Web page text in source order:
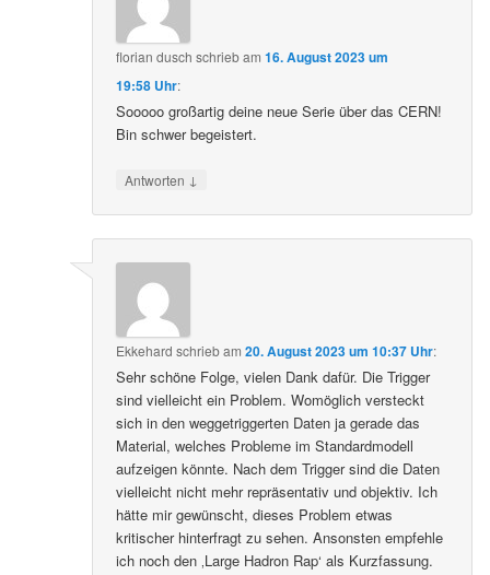
florian dusch schriebam16. August 2023 um
19:58 Uhr:
Sooooo großartig deine neue Serie über das CERN!
Bin schwer begeistert.
Antworten ↓
Ekkehard schriebam20. August 2023 um 10:37 Uhr:
Sehr schöne Folge, vielen Dank dafür. Die Trigger
sind vielleicht ein Problem. Womöglich versteckt
sich in den weggetriggerten Daten ja gerade das
Material, welches Probleme im Standardmodell
aufzeigen könnte. Nach dem Trigger sind die Daten
vielleicht nicht mehr repräsentativ und objektiv. Ich
hätte mir gewünscht, dieses Problem etwas
kritischer hinterfragt zu sehen. Ansonsten empfehle
ich noch den ‚Large Hadron Rap‘ als Kurzfassung.